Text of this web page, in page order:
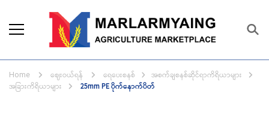
Marketplace
business solutions.
Home ဈေးဝယ်ရန် ရေပေးစနစ်
အစက်ချစနစ်ဆိုင်ရာကိရိယာများ
အခြားကိရိယာများ
25mm PE ပိုက်နောက်ပိတ်